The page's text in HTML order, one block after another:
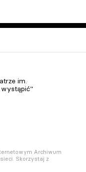
im.
wystąpić"
Archiwum
Skorzystaj z